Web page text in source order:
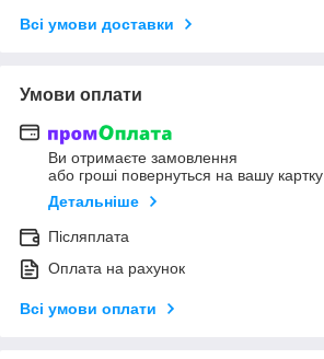
Всі умови доставки
Умови оплати
Ви отримаєте замовлення
або гроші повернуться на вашу картку
Детальніше
Післяплата
Оплата на рахунок
Всі умови оплати